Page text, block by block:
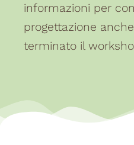
informazioni per
progettazione
terminato il